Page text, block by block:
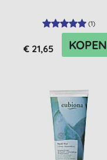
(1)
€ 21,65 KOPEN